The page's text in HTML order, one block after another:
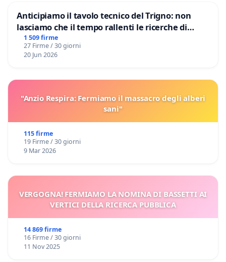
Anticipiamo il tavolo tecnico del Trigno: non
lasciamo che il tempo rallenti le ricerche di
Domenico Racanati
1 509 firme
27 Firme / 30 giorni
20 Jun 2026
"Anzio Respira: Fermiamo il massacro degli alberi
sani"
115 firme
19 Firme / 30 giorni
9 Mar 2026
VERGOGNA! FERMIAMO LA NOMINA DI BASSETTI AI
VERTICI DELLA RICERCA PUBBLICA
14 869 firme
16 Firme / 30 giorni
11 Nov 2025